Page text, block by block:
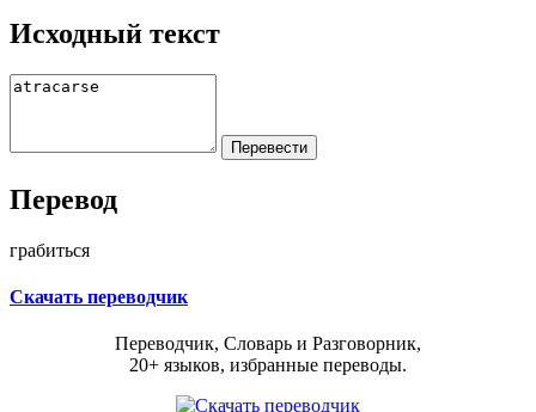
Исходный текст
Перевод
грабиться
Скачать переводчик
Переводчик, Словарь и Разговорник,
20+ языков, избранные переводы.